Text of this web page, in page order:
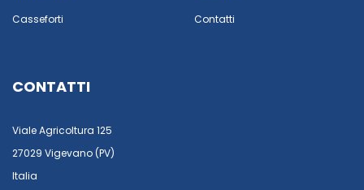
Casseforti
Contatti
CONTATTI
Viale Agricoltura 125
27029 Vigevano (PV)
Italia